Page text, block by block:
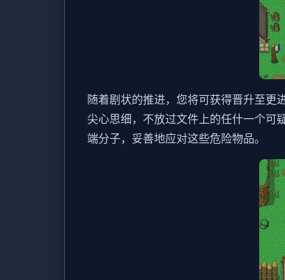
随着剧状的推进，您将可获得晋升至更
尖心思细，不放过文件上的任什一个可
端分子，妥善地应对这些危险物品。